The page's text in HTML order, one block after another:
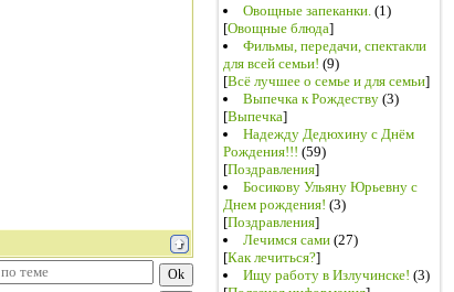
Овощные запеканки. (1)
[Овощные блюда]
Фильмы, передачи, спектакли
для всей семьи! (9)
[Всё лучшее о семье и для семьи]
Выпечка к Рождеству (3)
[Выпечка]
Надежду Дедюхину с Днём
Рождения!!! (59)
[Поздравления]
Босикову Ульяну Юрьевну с
Днем рождения! (3)
[Поздравления]
Лечимся сами (27)
[Как лечиться?]
Ищу работу в Излучинске! (3)